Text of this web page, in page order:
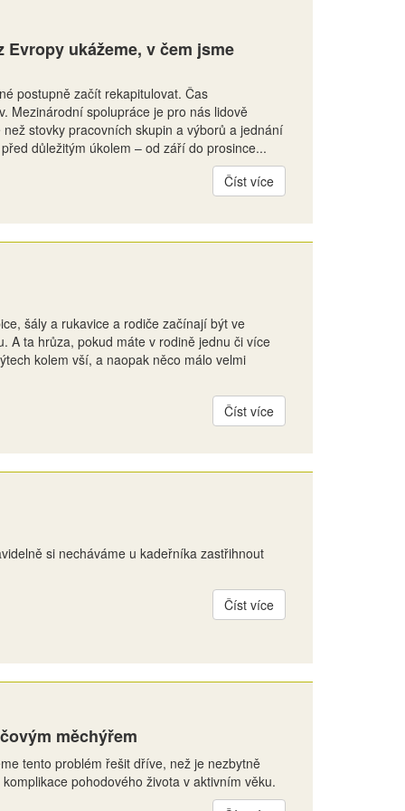
ukážeme, v čem jsme
postupně začít rekapitulovat. Čas
Mezinárodní spolupráce je pro nás lidově
stovky pracovních skupin a výborů a jednání
důležitým úkolem – od září do prosince...
Číst více
šály a rukavice a rodiče začínají být ve
A ta hrůza, pokud máte v rodině jednu či více
kolem vší, a naopak něco málo velmi
Číst více
si necháváme u kadeřníka zastřihnout
Číst více
měchýřem
tento problém řešit dříve, než je nezbytně
pohodového života v aktivním věku.